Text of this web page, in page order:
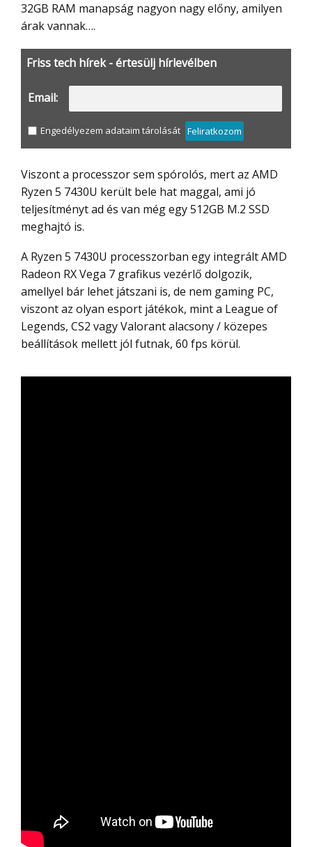
32GB RAM manapság nagyon nagy előny, amilyen
árak vannak….
Friss tech hírek - értesülj hírlevélben
Email:
Engedélyezem adataim tárolását Feliratkozom
Viszont a processzor sem spórolós, mert az AMD
Ryzen 5 7430U került bele hat maggal, ami jó
teljesítményt ad és van még egy 512GB M.2 SSD
meghajtó is.
A Ryzen 5 7430U processzorban egy integrált AMD
Radeon RX Vega 7 grafikus vezérlő dolgozik,
amellyel bár lehet játszani is, de nem gaming PC,
viszont az olyan esport játékok, mint a League of
Legends, CS2 vagy Valorant alacsony / közepes
beállítások mellett jól futnak, 60 fps körül.